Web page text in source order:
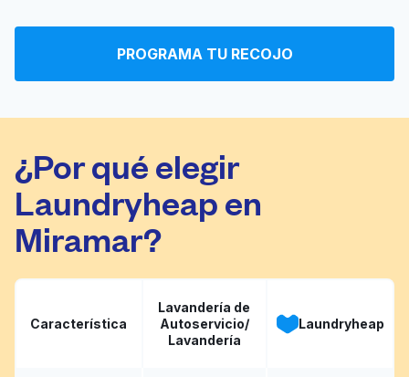
Herman Jackson's
Ir al sitio web
PROGRAMA TU RECOJO
¿Por qué elegir
Laundryheap en
Miramar?
Característica
Lavandería de
Autoservicio/
Lavandería
Laundryheap